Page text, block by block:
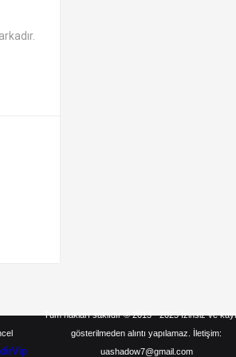
Tüm hakları saklıdır © 2013 - 2025 İzinsiz ve
gösterilmeden alıntı yapılamaz. İletişim:
uashadow7@gmail.com